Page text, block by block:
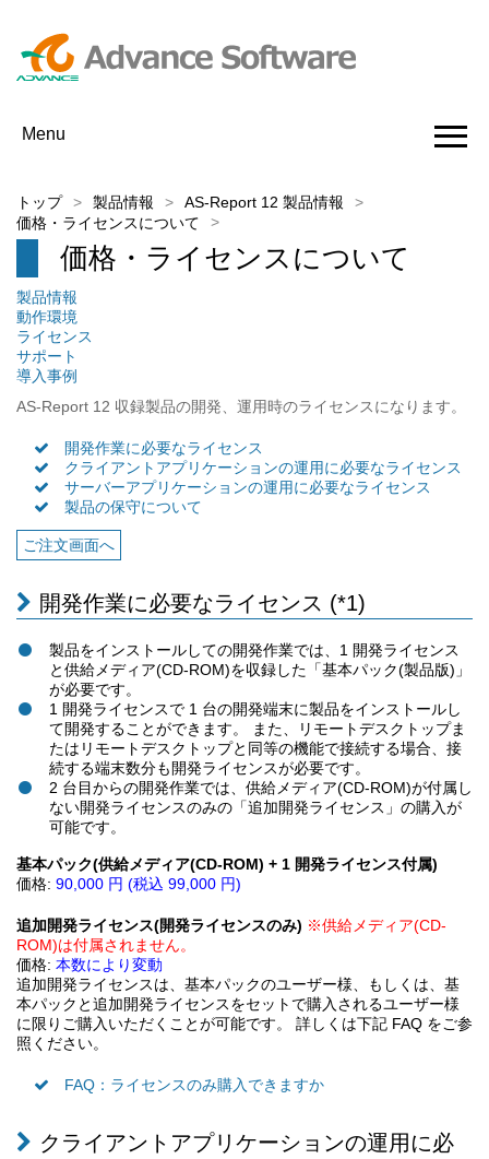
Menu
トップ 製品情報
AS-Report 12 製品情報
価格・ライセンスについて
価格・ライセンスについて
製品情報
動作環境
ライセンス
サポート
導入事例
AS-Report 12 収録製品の開発、運用時のライセンスになります。
開発作業に必要なライセンス
クライアントアプリケーションの運用に必要なライセンス
サーバーアプリケーションの運用に必要なライセンス
製品の保守について
ご注文画面へ
開発作業に必要なライセンス (*1)
製品をインストールしての開発作業では、1 開発ライセンス
と供給メディア(CD-ROM)を収録した「基本パック(製品版)」
が必要です。
1 開発ライセンスで 1 台の開発端末に製品をインストールし
て開発することができます。 また、リモートデスクトップま
たはリモートデスクトップと同等の機能で接続する場合、接
続する端末数分も開発ライセンスが必要です。
2 台目からの開発作業では、供給メディア(CD-ROM)が付属し
ない開発ライセンスのみの「追加開発ライセンス」の購入が
可能です。
基本パック(供給メディア(CD-ROM) + 1 開発ライセンス付属)
価格: 90,000 円 (税込 99,000 円)
追加開発ライセンス(開発ライセンスのみ) ※供給メディア(CD-
ROM)は付属されません。
価格: 本数により変動
追加開発ライセンスは、基本パックのユーザー様、もしくは、基
本パックと追加開発ライセンスをセットで購入されるユーザー様
に限りご購入いただくことが可能です。 詳しくは下記 FAQ をご参
照ください。
FAQ：ライセンスのみ購入できますか
クライアントアプリケーションの運用に必